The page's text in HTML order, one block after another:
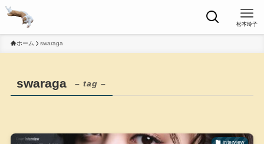
松本玲子
ホーム swaraga
swaraga – tag –
interview